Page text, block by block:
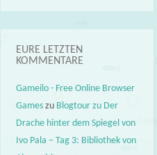
EURE LETZTEN
KOMMENTARE
Gameilo - Free Online Browser
Games zu Blogtour zu Der
Drache hinter dem Spiegel von
Ivo Pala – Tag 3: Bibliothek von